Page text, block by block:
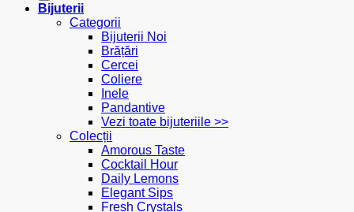
Bijuterii
Categorii
Bijuterii Noi
Brățări
Cercei
Coliere
Inele
Pandantive
Vezi toate bijuteriile >>
Colecții
Amorous Taste
Cocktail Hour
Daily Lemons
Elegant Sips
Fresh Crystals